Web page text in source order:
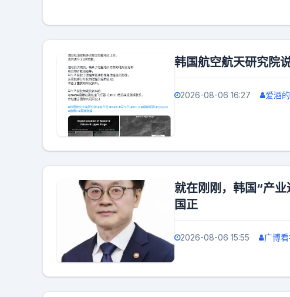
韩国航空航天研究院
2026-08-06 16:27 爱酒
就在刚刚，韩国“产
国正
2026-08-06 15:55 广博